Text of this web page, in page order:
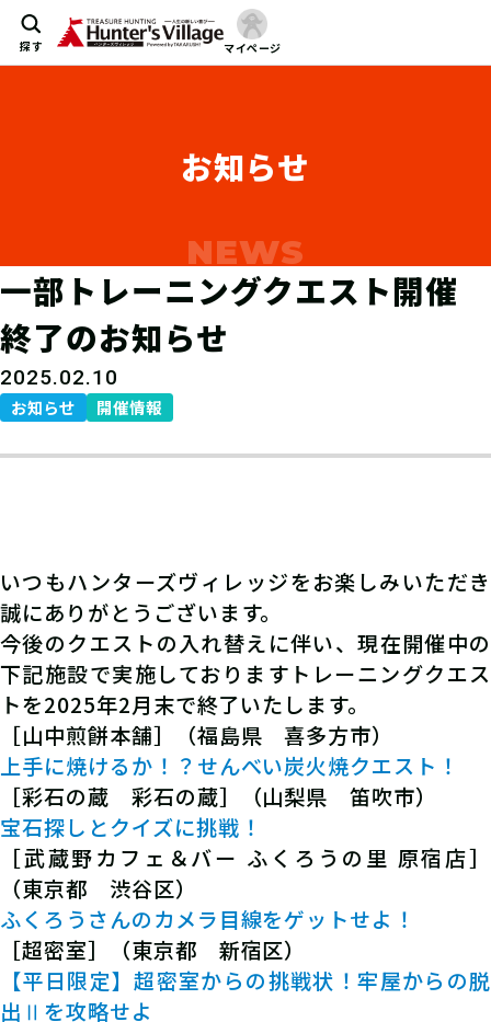
探す マイページ
お知らせ
一部トレーニングクエスト開催
終了のお知らせ
2025.02.10
お知らせ 開催情報
いつもハンターズヴィレッジをお楽しみいただき
誠にありがとうございます。
今後のクエストの入れ替えに伴い、現在開催中の
下記施設で実施しておりますトレーニングクエス
トを2025年2月末で終了いたします。
［山中煎餅本舗］（福島県 喜多方市）
上手に焼けるか！？せんべい炭火焼クエスト！
［彩石の蔵 彩石の蔵］（山梨県 笛吹市）
宝石探しとクイズに挑戦！
［武蔵野カフェ＆バー ふくろうの里 原宿店］
（東京都 渋谷区）
ふくろうさんのカメラ目線をゲットせよ！
［超密室］（東京都 新宿区）
【平日限定】超密室からの挑戦状！牢屋からの脱
出Ⅱを攻略せよ